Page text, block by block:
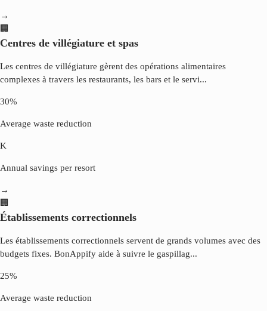
→
🏢
Centres de villégiature et spas
Les centres de villégiature gèrent des opérations alimentaires
complexes à travers les restaurants, les bars et le servi...
30%
Average waste reduction
K
Annual savings per resort
→
🏢
Établissements correctionnels
Les établissements correctionnels servent de grands volumes avec des
budgets fixes. BonAppify aide à suivre le gaspillag...
25%
Average waste reduction